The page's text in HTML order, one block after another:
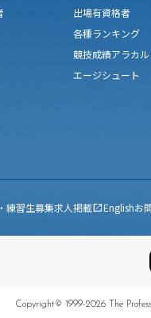
出場有資格者
各種ランキング
競技成績アラカル
エージシュート
練習生募集求人掲載open_in_newEnglishお
Copyright© 1999-2026 The